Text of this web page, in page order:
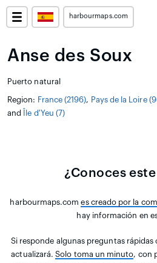
harbourmaps.com
Anse des Soux
Puerto natural
Region: France (2196), Pays de la Loire
and
Île d'Yeu (7)
¿Conoces
harbourmaps.comes creado por la
hay información en
Si responde algunas preguntas
actualizará.Solo toma un minuto, con